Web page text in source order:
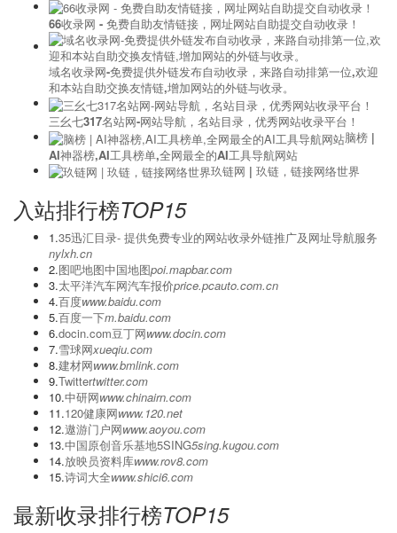
66收录网 - 免费自助友情链接，网址网站自助提交自动收录！
域名收录网-免费提供外链发布自动收录，来路自动排第一位,欢迎
和本站自助交换友情链,增加网站的外链与收录。
三幺七317名站网-网站导航，名站目录，优秀网站收录平台！
脑榜 |
AI神器榜,AI工具榜单,全网最全的AI工具导航网站
玖链网 | 玖链，链接网络世界
入站排行榜TOP15
1.‌35迅汇目录- 提供免费专业的网站收录外链推广及网址导航服务
nylxh.cn
2.图吧地图中国地图poi.mapbar.com
3.太平洋汽车网汽车报价price.pcauto.com.cn
4.百度www.baidu.com
5.百度一下m.baidu.com
6.docin.com豆丁网www.docin.com
7.雪球网xueqiu.com
8.建材网www.bmlink.com
9.Twittertwitter.com
10.中研网www.chinairn.com
11.120健康网www.120.net
12.遨游门户网www.aoyou.com
13.中国原创音乐基地5SING5sing.kugou.com
14.放映员资料库www.rov8.com
15.诗词大全www.shici6.com
最新收录排行榜TOP15